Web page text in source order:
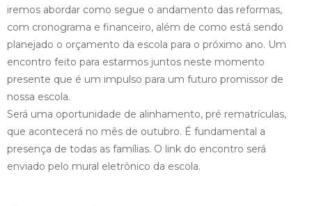
iremos abordar como segue o andamento das reformas,
com cronograma e financeiro, além de como está sendo
planejado o orçamento da escola para o próximo ano. Um
encontro feito para estarmos juntos neste momento
presente que é um impulso para um futuro promissor de
nossa escola.
Será uma oportunidade de alinhamento, pré rematrículas,
que acontecerá no mês de outubro. É fundamental a
presença de todas as famílias. O link do encontro será
enviado pelo mural eletrônico da escola.